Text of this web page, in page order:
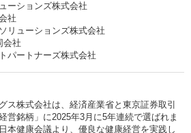
ーションズ株式会社
社
リューションズ株式会社
会社
パートナーズ株式会社
ス株式会社は、経済産業省と東京証券取引
営銘柄」に2025年3月に5年連続で選ばれま
本健康会議より、優良な健康経営を実践し